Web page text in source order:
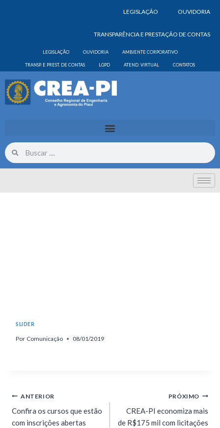
LEGISLAÇÃO OUVIDORIA
TRANSPARÊNCIA E PRESTAÇÃO DE CONTAS
LEGISLAÇÃO OUVIDORIA AMBIENTE CORPORATIVO
TRANSP. E PREST. DE CONTAS LGPD ATEND. VIRTUAL CONTATOS
SLIDER
Por Comunicação 08/01/2019
ANTERIOR
Confira os cursos que estão
com inscrições abertas
PRÓXIMO
CREA-PI economiza mais
de R$175 mil com licitações